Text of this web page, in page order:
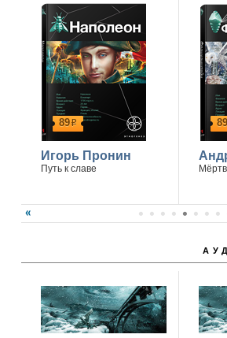
89р
Игорь Пронин
Путь к славе
89